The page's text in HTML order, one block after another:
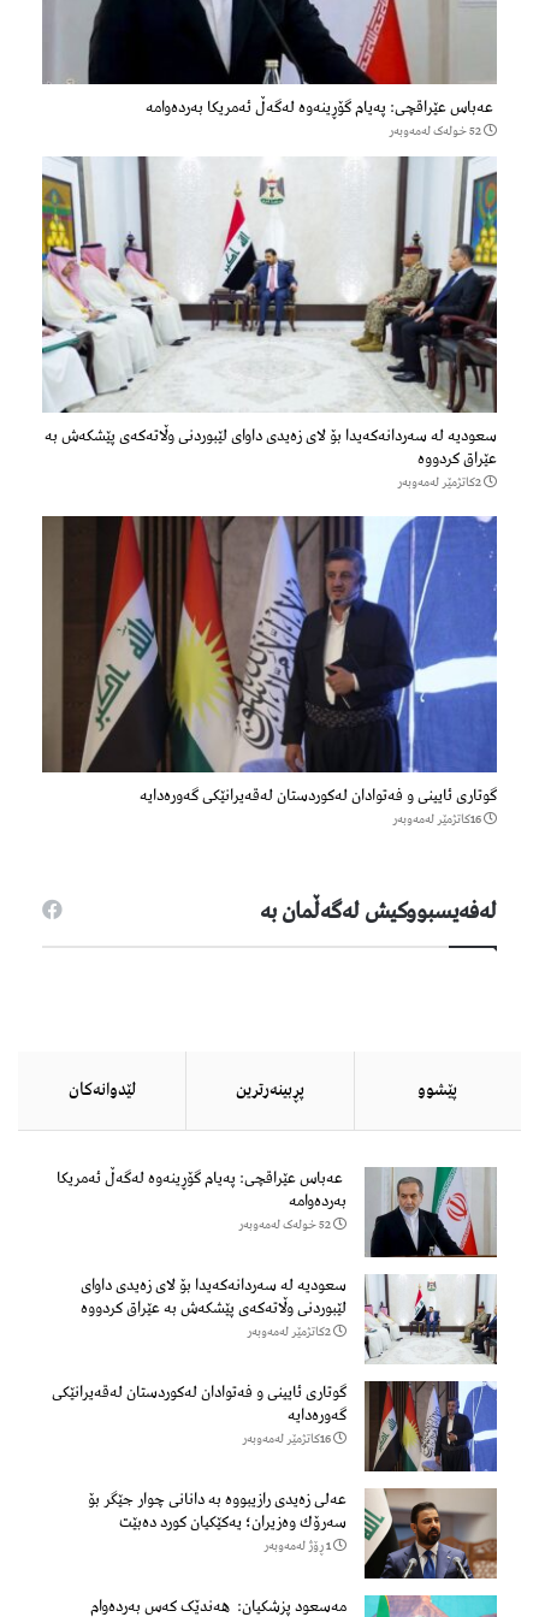
عەباس عێراقچی: پەیام گۆڕینەوە لەگەڵ ئەمریکا بەردەوامە
52 خولەک لەمەوبەر
سعودیە لە سەردانەكەیدا بۆ لای زەیدی داوای لێبوردنی وڵاتەكەی پێشكەش بە
عێراق كردووە
2كاتژمێر لەمەوبەر
گوتاری ئایینی و فەتوادان لەکوردستان لەقەیرانێکی گەورەدایە
16كاتژمێر لەمەوبەر
لەفەیسبووكیش لەگەڵمان بە
پێشوو پڕبینەرترین لێدوانەكان
عەباس عێراقچی: پەیام گۆڕینەوە لەگەڵ ئەمریکا
بەردەوامە
52 خولەک لەمەوبەر
سعودیە لە سەردانەكەیدا بۆ لای زەیدی داوای
لێبوردنی وڵاتەكەی پێشكەش بە عێراق كردووە
2كاتژمێر لەمەوبەر
گوتاری ئایینی و فەتوادان لەکوردستان لەقەیرانێکی
گەورەدایە
16كاتژمێر لەمەوبەر
عەلی زەیدی رازیبووە بە دانانی چوار جێگر بۆ
سەرۆك وەزیران؛ یەكێكیان كورد دەبێت
1 ڕۆژ لەمەوبەر
مەسعود پزشكیان: هەندێک کەس بەردەوام